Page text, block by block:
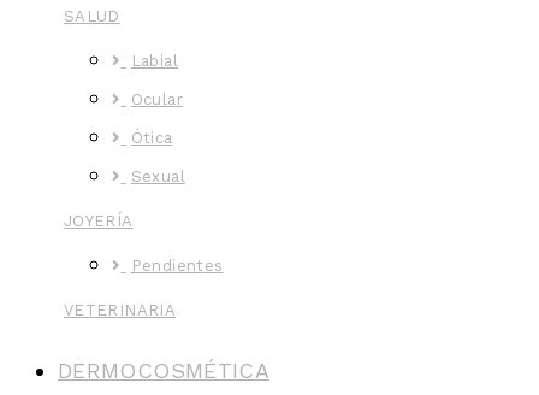
SALUD
Labial
Ocular
Ótica
Sexual
JOYERÍA
Pendientes
VETERINARIA
DERMOCOSMÉTICA